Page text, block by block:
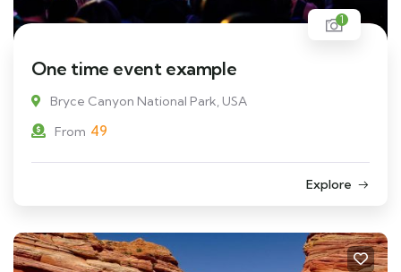
1
One time event example
Bryce Canyon National Park, USA
From 49
Explore